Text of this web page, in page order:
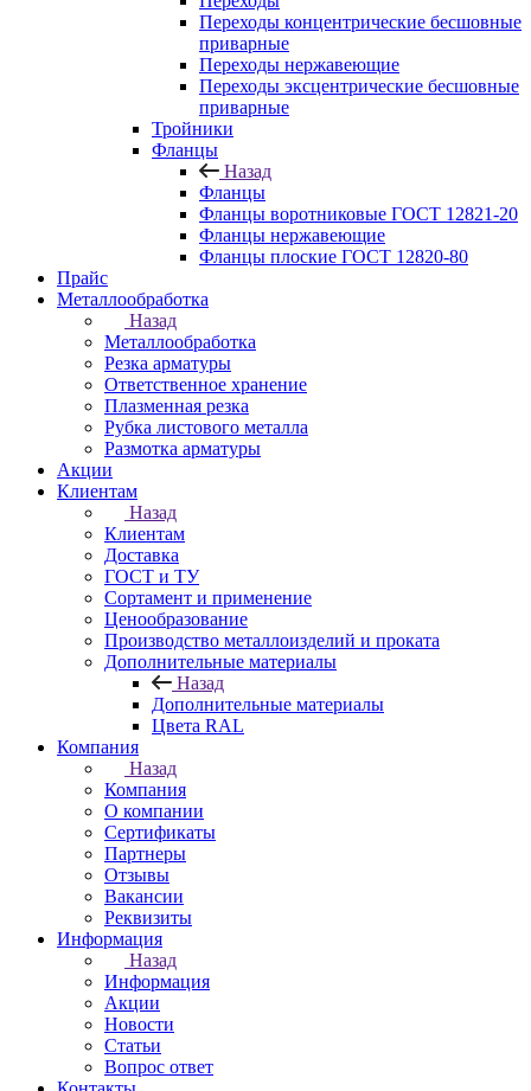
Переходы концентрические бесшовные
приварные
Переходы нержавеющие
Переходы эксцентрические бесшовные
приварные
Тройники
Фланцы
Назад
Фланцы
Фланцы воротниковые ГОСТ 12821-20
Фланцы нержавеющие
Фланцы плоские ГОСТ 12820-80
Прайс
Металлообработка
Назад
Металлообработка
Резка арматуры
Ответственное хранение
Плазменная резка
Рубка листового металла
Размотка арматуры
Акции
Клиентам
Назад
Клиентам
Доставка
ГОСТ и ТУ
Сортамент и применение
Ценообразование
Производство металлоизделий и проката
Дополнительные материалы
Назад
Дополнительные материалы
Цвета RAL
Компания
Назад
Компания
О компании
Сертификаты
Партнеры
Отзывы
Вакансии
Реквизиты
Информация
Назад
Информация
Акции
Новости
Статьи
Вопрос ответ